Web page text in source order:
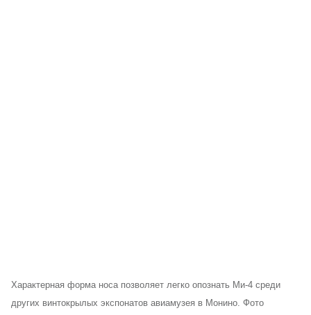
Характерная форма носа позволяет легко опознать Ми-4 среди
других винтокрылых экспонатов авиамузея в Монино. Фото